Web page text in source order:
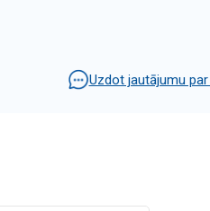
Uzdot jautājumu